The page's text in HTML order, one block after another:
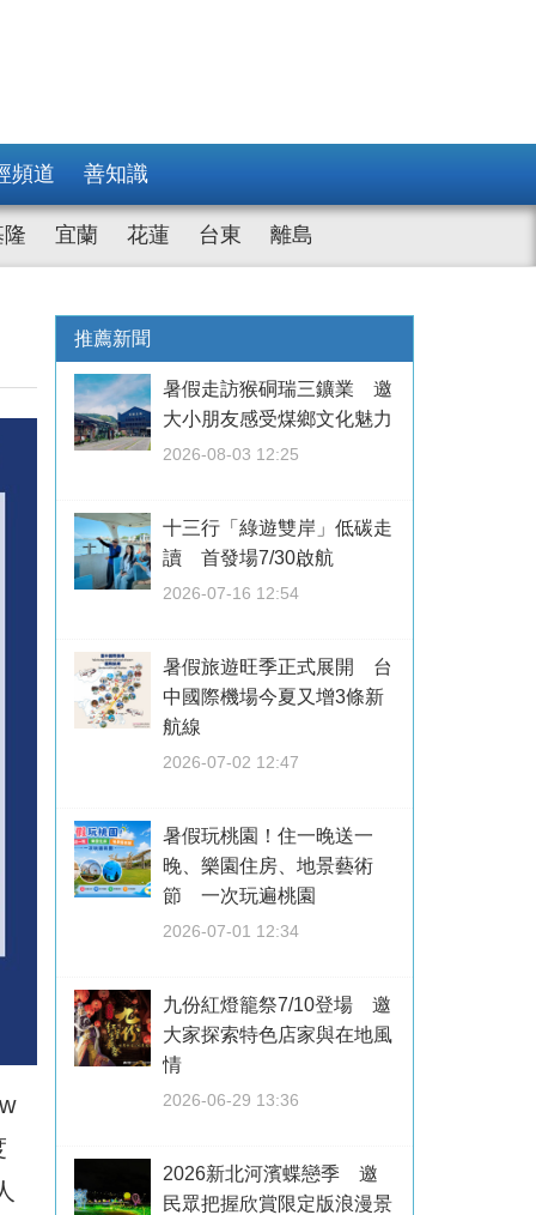
頻道 善知識
隆 宜蘭 花蓮 台東 離島
推薦新聞
暑假走訪猴硐瑞三鑛業 邀
大小朋友感受煤鄉文化魅力
2026-08-03 12:25
十三行「綠遊雙岸」低碳走
讀 首發場7/30啟航
2026-07-16 12:54
暑假旅遊旺季正式展開 台
中國際機場今夏又增3條新
航線
2026-07-02 12:47
暑假玩桃園！住一晚送一
晚、樂園住房、地景藝術
節 一次玩遍桃園
2026-07-01 12:34
九份紅燈籠祭7/10登場 邀
大家探索特色店家與在地風
情
2026-06-29 13:36
2026新北河濱蝶戀季 邀
民眾把握欣賞限定版浪漫景